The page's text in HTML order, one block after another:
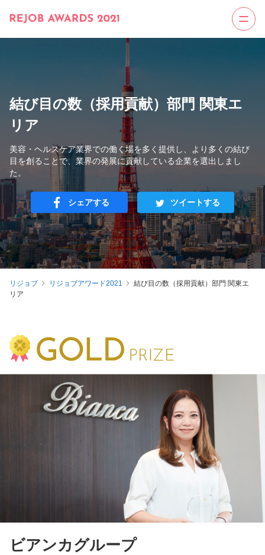
結び目の数（採用貢献）部門 関東エ
リア
美容・ヘルスケア業界での働く場を多く提供し、より多くの結び
目を創ることで、業界の発展に貢献している企業を選出しまし
た。
シェアする ツイートする
リジョブ リジョブアワード2021
結び目の数（採用貢献）部門 関東エ
リア
ビアンカグループ